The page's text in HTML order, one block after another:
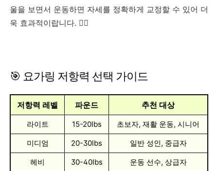
울을 보면서 운동하면 자세를 정확하게 교정할 수 있어 더
욱 효과적이랍니다. 🧘‍♀️
🎯 요가링 저항력 선택 가이드
저항력 레벨 파운드 추천 대상
라이트 15-20lbs 초보자, 재활 운동, 시니어
미디엄 20-30lbs 일반 성인, 중급자
헤비 30-40lbs 운동 선수, 상급자